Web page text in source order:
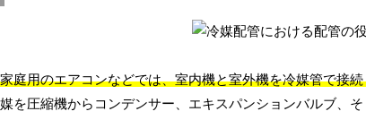
家庭用のエアコンなどでは、室内機と室外機を冷媒管で接
媒を圧縮機からコンデンサー、エキスパンションバルブ、